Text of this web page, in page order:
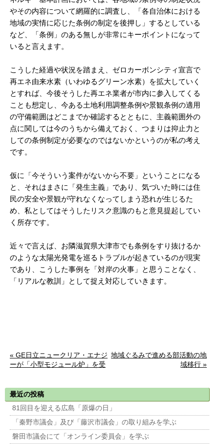
やその内容について網羅的に調査し、「各自治体における
地域の実情に応じた条例の制定を後押し」するとしている
など、「条例」のある無しが非常にキーポイントになって
いると言えます。
こうした経過や状況を踏まえ、ゼロカーボンシティ宣言で
再エネ由来水素（いわゆるグリーン水素）を拡大していく
とすれば、今後そうした再エネ業者が市内に参入してくる
ことも想定し、今ある土地利用調整条例や景観条例の適用
の守備範囲はどこまでか確認するとともに、主義範囲外の
点に関しては今のうちから備えておく、つまりは抑止力と
しての条例制定が必要なのではないかというのが私の考え
です。
仮に「今そういう案件がないから不要」ということになる
と、それはまさに「発生主義」であり、気づいた時には住
民の安全や景観が守れなくなってしまう恐れが生じるた
め、私としてはそうしたリスク意識のもと意見提起してい
く所存です。
近々で言えば、お隣滋賀県大津市でも条例をすり抜けるか
のような太陽光発電を巡るトラブルが起きているのが現実
であり、こうした事例を「対岸の火事」と思うことなく、
「リアルな教訓」として捉え対応していきます。
« GE日立ニュークリア・エナジ
ーが「小型モジュール炉」を受
地域ぐるみで進める部活動の地
域移行 »
最近の投稿
81回目を迎える広島「原爆の日」
「秦野市議会」及び「藤沢市議会」の取り組みを学ぶ
磐田市議会にて「オンライン委員会」を学ぶ